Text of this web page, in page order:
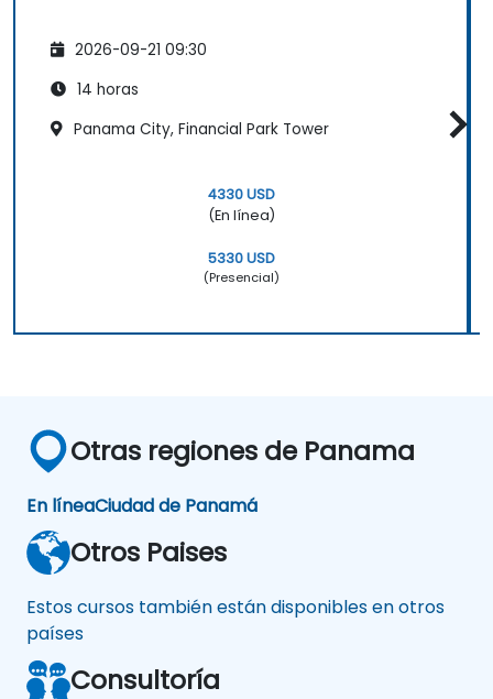
2026-09-21 09:30
14 horas
Panama City, Financial Park Tower
4330 USD
(En línea)
5330 USD
(Presencial)
Otras regiones de Panama
En líneaCiudad de Panamá
Otros Paises
Estos cursos también están disponibles en otros
países
Consultoría